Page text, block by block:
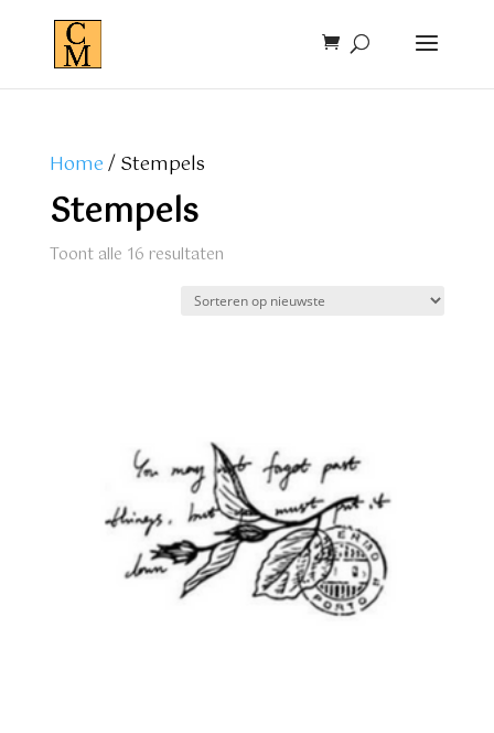
Home/ Stempels
Stempels
Toont alle 16 resultatenGesorteerd
nieuwste